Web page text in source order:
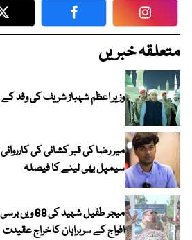
Twitter Facebook
متعلقہ خبریں
وزیر اعظم شہباز شریف کی وفد
میر رضا کی قبر کشائی کی
سیمپل بھی لینے کا فیصلہ
میجر طفیل
افواج کے سربراہان کا خراج عقیدت